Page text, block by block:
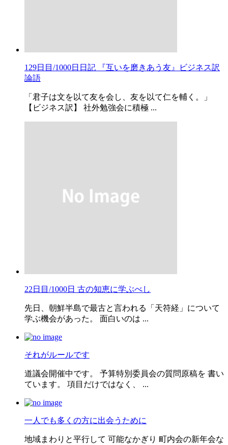
129日目/1000日日記 『互いを磨きあう友』ビジネス訳
論語
「君子は文を以て友を会し、友を以て仁を輔く。」
【ビジネス訳】 社外勉強会に積極 ...
22日目/1000日 古の知恵に学ぶべし
先日、朝鮮半島で最古と言われる「天符経」について
学ぶ機会があった。 面白いのは ...
それがルールです
道議会開催中です。 予算特別委員会の質問原稿を 書い
ています。 項目だけではなく、 ...
一人でも多くの方に出会うために
地域まわりと平行して 可能なかぎり 町内会の新年会な